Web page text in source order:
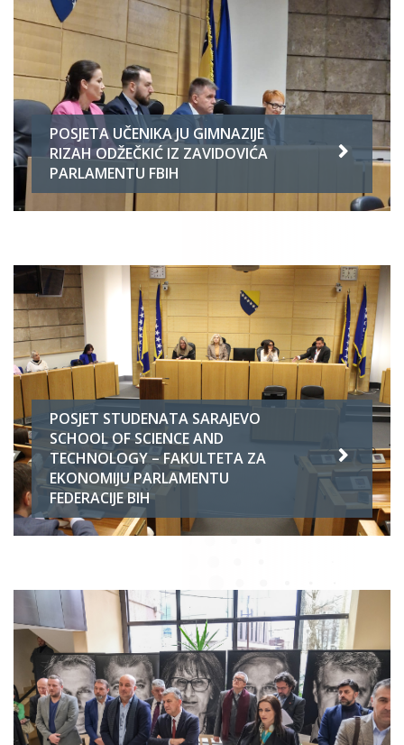
POSJETA UČENIKA JU GIMNAZIJE
RIZAH ODŽEČKIĆ IZ ZAVIDOVIĆA
PARLAMENTU FBIH
POSJET STUDENATA SARAJEVO
SCHOOL OF SCIENCE AND
TECHNOLOGY – FAKULTETA ZA
EKONOMIJU PARLAMENTU
FEDERACIJE BIH